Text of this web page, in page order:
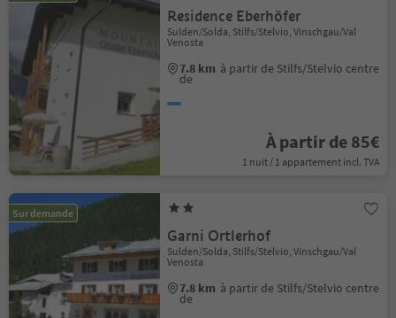
Residence Eberhöfer
Sulden/Solda, Stilfs/Stelvio, Vinschgau/Val
Venosta
7.8 km à partir de Stilfs/Stelvio centre
de
À partir de 85€
1 nuit / 1 appartement incl. TVA
Sur demande
Garni Ortlerhof
Sulden/Solda, Stilfs/Stelvio, Vinschgau/Val
Venosta
7.8 km à partir de Stilfs/Stelvio centre
de